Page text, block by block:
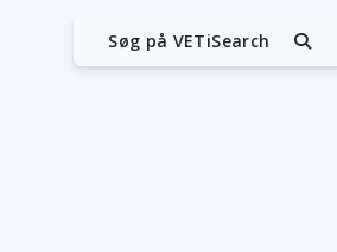
Søg på VETiSearch